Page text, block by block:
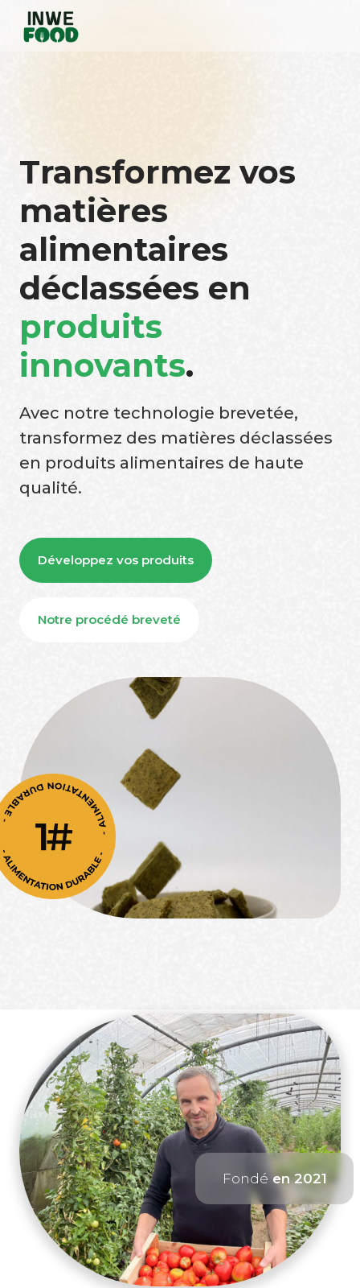
Transformez vos
matières
alimentaires
déclassées en
produits
innovants.
Avec notre technologie brevetée,
transformez des matières déclassées
en produits alimentaires de haute
qualité.
Développez vos produits
Notre procédé breveté
Fondé en 2021